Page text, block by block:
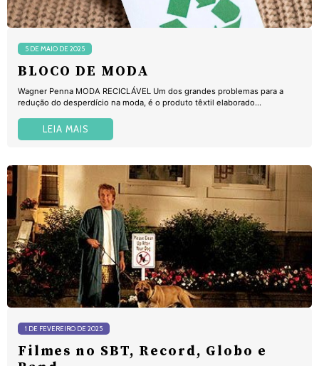
5 DE MAIO DE 2025
BLOCO DE MODA
Wagner Penna MODA RECICLÁVEL Um dos grandes problemas para a
redução do desperdício na moda, é o produto têxtil elaborado...
LEIA MAIS
1 DE FEVEREIRO DE 2025
Filmes no SBT, Record, Globo e